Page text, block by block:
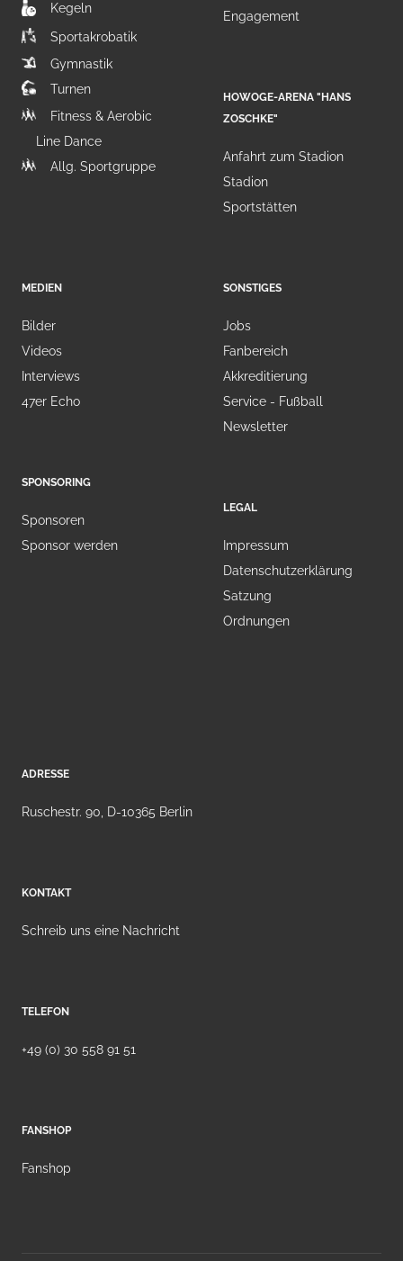
Kegeln
Sportakrobatik
Gymnastik
Turnen
Fitness & Aerobic
Line Dance
Allg. Sportgruppe
Engagement
HOWOGE-ARENA "HANS
ZOSCHKE"
Anfahrt zum Stadion
Stadion
Sportstätten
MEDIEN
Bilder
Videos
Interviews
47er Echo
SPONSORING
Sponsoren
Sponsor werden
SONSTIGES
Jobs
Fanbereich
Akkreditierung
Service - Fußball
Newsletter
LEGAL
Impressum
Datenschutzerklärung
Satzung
Ordnungen
ADRESSE
Ruschestr. 90, D-10365 Berlin
KONTAKT
Schreib uns eine Nachricht
TELEFON
+49 (0) 30 558 91 51
FANSHOP
Fanshop